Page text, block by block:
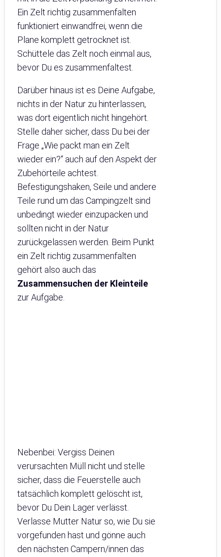
Ein Zelt richtig zusammenfalten
funktioniert einwandfrei, wenn die
Plane komplett getrocknet ist.
Schüttele das Zelt noch einmal aus,
bevor Du es zusammenfaltest.
Darüber hinaus ist es Deine Aufgabe,
nichts in der Natur zu hinterlassen,
was dort eigentlich nicht hingehört.
Stelle daher sicher, dass Du bei der
Frage „Wie packt man ein Zelt
wieder ein?“ auch auf den Aspekt der
Zubehörteile achtest.
Befestigungshaken, Seile und andere
Teile rund um das Campingzelt sind
unbedingt wieder einzupacken und
sollten nicht in der Natur
zurückgelassen werden. Beim Punkt
ein Zelt richtig zusammenfalten
gehört also auch das
Zusammensuchen der Kleinteile
zur Aufgabe.
Nebenbei: Vergiss Deinen
verursachten Müll nicht und stelle
sicher, dass die Feuerstelle auch
tatsächlich komplett gelöscht ist,
bevor Du Dein Lager verlässt.
Verlasse Mutter Natur so, wie Du sie
vorgefunden hast und gönne auch
den nächsten Campern/innen das